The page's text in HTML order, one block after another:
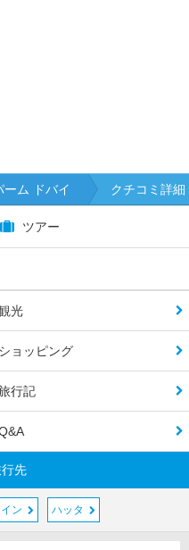
ーム ドバイ クチコミ詳細
ツアー
光
ショッピング
行記
行先
ン ハッタ